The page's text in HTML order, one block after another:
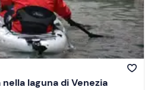
laguna di Venezia